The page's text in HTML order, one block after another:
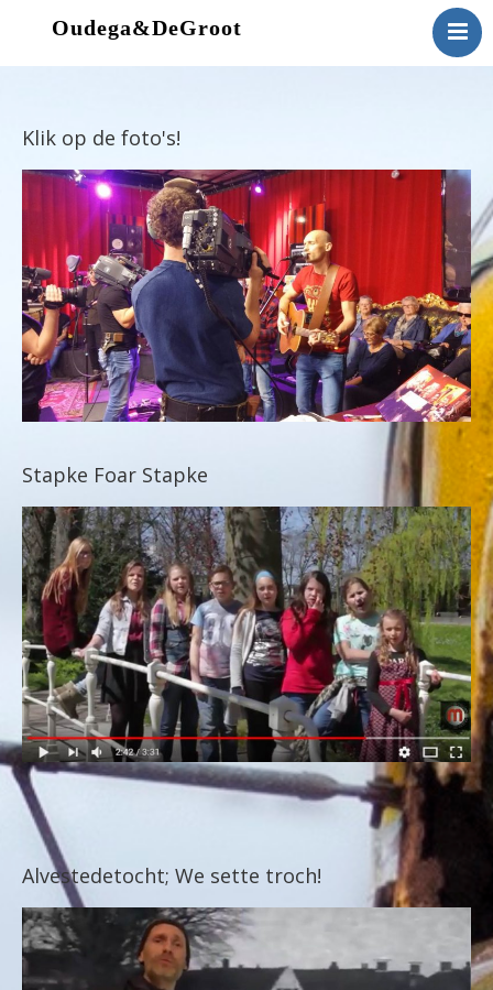
Oudega&DeGroot
Home
Contact
Klik op de foto's!
Stapke Foar Stapke
Alvestedetocht; We sette troch!